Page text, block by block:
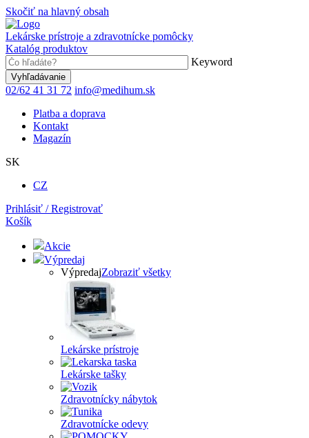
Skočiť na hlavný obsah
Lekárske prístroje a zdravotnícke pomôcky
Katalóg produktov
Keyword
02/62 41 31 72 info@medihum.sk
Platba a doprava
Kontakt
Magazín
SK
CZ
Prihlásiť / Registrovať
Košík
Akcie
Výpredaj
VýpredajZobraziť všetky
Lekárske prístroje
Lekárske tašky
Zdravotnícky nábytok
Zdravotnícke odevy